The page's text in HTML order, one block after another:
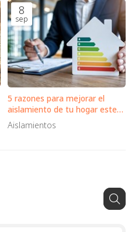
8
sep
5 razones para mejorar el
aislamiento de tu hogar este
otoño
Aislamientos